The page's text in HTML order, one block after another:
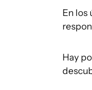
En los
Hay